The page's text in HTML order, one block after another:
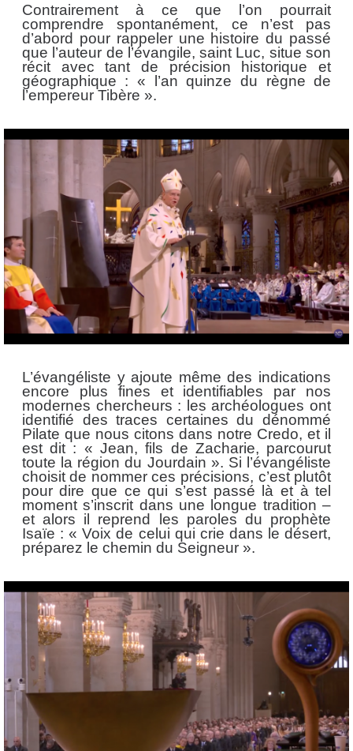
Contrairement à ce que l’on pourrait
comprendre spontanément, ce n’est pas
d’abord pour rappeler une histoire du passé
que l’auteur de l’évangile, saint Luc, situe son
récit avec tant de précision historique et
géographique : « l’an quinze du règne de
l’empereur Tibère ».
L’évangéliste y ajoute même des indications
encore plus fines et identifiables par nos
modernes chercheurs : les archéologues ont
identifié des traces certaines du dénommé
Pilate que nous citons dans notre Credo, et il
est dit : « Jean, fils de Zacharie, parcourut
toute la région du Jourdain ». Si l’évangéliste
choisit de nommer ces précisions, c’est plutôt
pour dire que ce qui s’est passé là et à tel
moment s’inscrit dans une longue tradition –
et alors il reprend les paroles du prophète
Isaïe : « Voix de celui qui crie dans le désert,
préparez le chemin du Seigneur ».